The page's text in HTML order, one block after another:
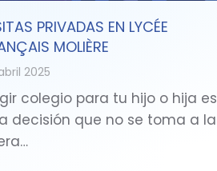
PRIVADAS EN LYCÉE
MOLIÈRE
2025
colegio para tu hijo o hija es
decisión que no se toma a la